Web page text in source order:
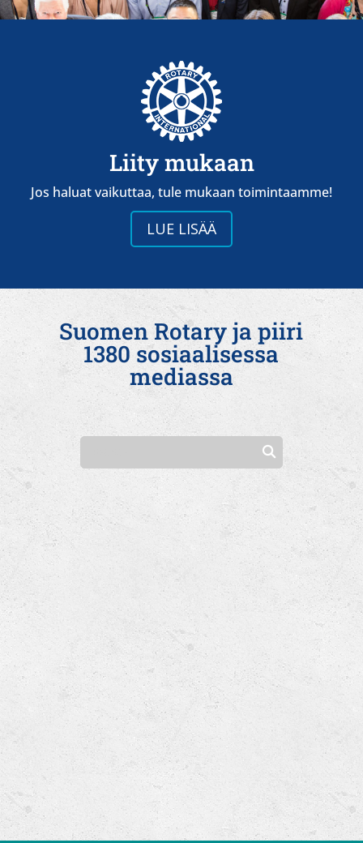
Liity mukaan
Jos haluat vaikuttaa, tule mukaan toimintaamme!
LUE LISÄÄ
Suomen Rotary ja piiri
1380 sosiaalisessa
mediassa